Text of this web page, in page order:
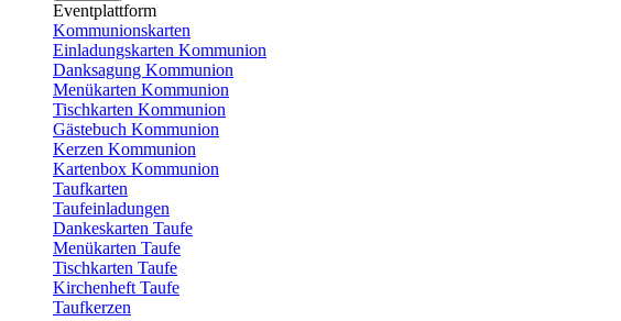
Eventplattform
Kommunionskarten
Einladungskarten Kommunion
Danksagung Kommunion
Menükarten Kommunion
Tischkarten Kommunion
Gästebuch Kommunion
Kerzen Kommunion
Kartenbox Kommunion
Taufkarten
Taufeinladungen
Dankeskarten Taufe
Menükarten Taufe
Tischkarten Taufe
Kirchenheft Taufe
Taufkerzen